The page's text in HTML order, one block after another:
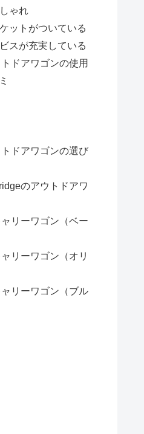
ゃれ
ットがついている
スが充実している
ドアワゴンの使用
ドアワゴンの選び
のアウトドアワ
リーワゴン（ベー
リーワゴン（オリ
リーワゴン（ブル